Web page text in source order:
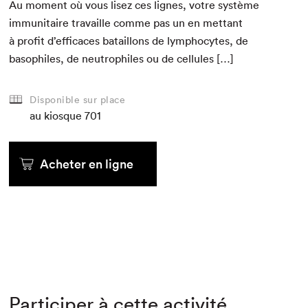
au kiosque
Acheter en ligne
au kiosque
Acheter en ligne
au kiosque
Acheter
Au moment où vous lisez ces lignes, votre sys­tème
immu­ni­taire tra­vaille comme pas un en met­tant
à prof­it d’efficaces batail­lons de lym­pho­cytes, de
basophiles, de neu­trophiles ou de cellules […]
Disponible sur place
au kiosque 701
Acheter en ligne
au kiosque
Acheter en ligne
au kiosque
Acheter
au kiosque
Acheter en ligne
au kiosque
Acheter en ligne
au kiosque
Acheter